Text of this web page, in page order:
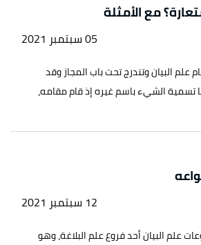
مع الأمثلة
05 سبتمبر 2021
علم البيان وتندرج تحت باب المجاز وقد
تسمية الشيء باسم غيره إذ قام مقامه،
12 سبتمبر 2021
علم البيان أحد فروع علم البلاغة، وهو